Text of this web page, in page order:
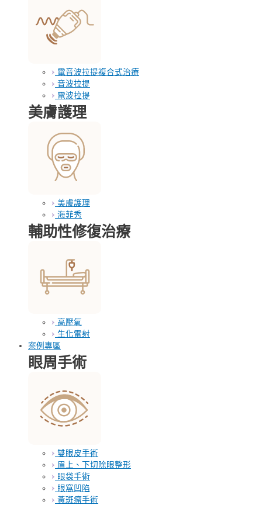
電音波拉提複合式治療
音波拉提
電波拉提
美膚護理
美膚護理
海菲秀
輔助性修復治療
高壓氧
生化雷射
案例專區
眼周手術
雙眼皮手術
眉上、下切除眼整形
眼袋手術
眼窩凹陷
黃斑瘤手術